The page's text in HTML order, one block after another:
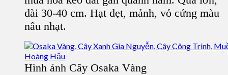
dài 30-40 cm. Hạt dẹt, mảnh, vỏ cứng màu
nâu nhạt.
Hình ảnh Cây Osaka Vàng